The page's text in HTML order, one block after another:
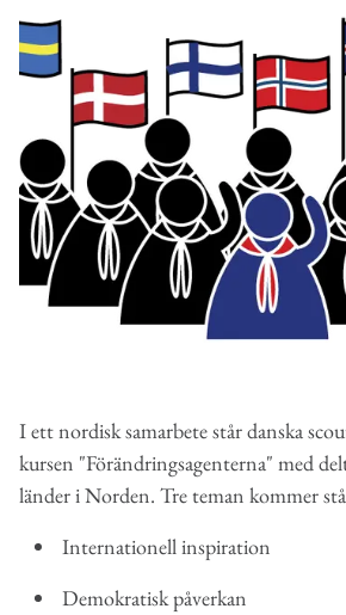
I ett nordisk samarbete står danska
kursen "Förändringsagenterna" med
länder i Norden. Tre teman kommer
Internationell inspiration
Demokratisk påverkan